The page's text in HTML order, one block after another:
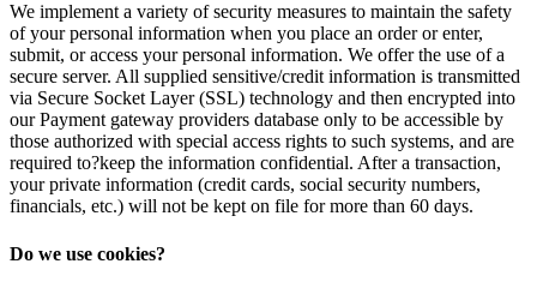
We implement a variety of security measures to maintain the safety
of your personal information when you place an order or enter,
submit, or access your personal information. We offer the use of a
secure server. All supplied sensitive/credit information is transmitted
via Secure Socket Layer (SSL) technology and then encrypted into
our Payment gateway providers database only to be accessible by
those authorized with special access rights to such systems, and are
required to?keep the information confidential. After a transaction,
your private information (credit cards, social security numbers,
financials, etc.) will not be kept on file for more than 60 days.
Do we use cookies?